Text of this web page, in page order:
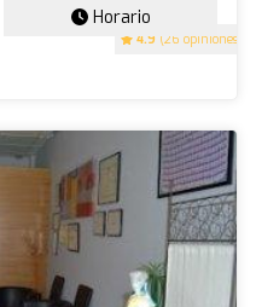
4.9 (26 opiniones)
Horario